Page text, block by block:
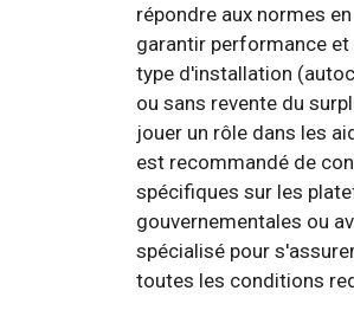
répondre aux normes
garantir performance et
type d'installation
ou sans revente du
jouer un rôle dans les
est recommandé de
spécifiques sur les
gouvernementales ou
spécialisé pour
toutes les conditions